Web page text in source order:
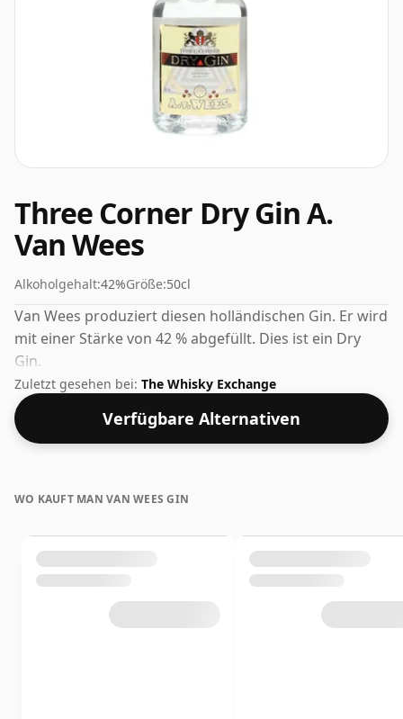
Three Corner Dry Gin A.
Van Wees
Alkoholgehalt:42%Größe:50cl
Van Wees produziert diesen holländischen Gin. Er wird
mit einer Stärke von 42 % abgefüllt. Dies ist ein Dry
Gin.
Zuletzt gesehen bei: The Whisky Exchange
Verfügbare Alternativen
WO KAUFT MAN VAN WEES GIN